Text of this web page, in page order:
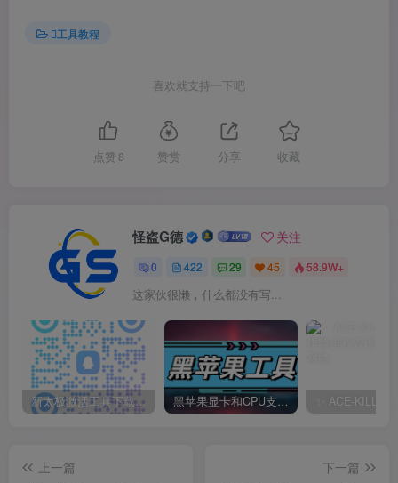
工具教程
喜欢就支持一下吧
点赞 8 赞赏 分享 收藏
怪盗G德 关注
0 422 29 45 58.9W+
这家伙很懒，什么都没有写...
新太极激活工具下载/教程/充值/开户(QQ交流群号749113977) 黑苹果显卡和CPU支持情况以及购买硬件防踩坑指南
上一篇
下一篇